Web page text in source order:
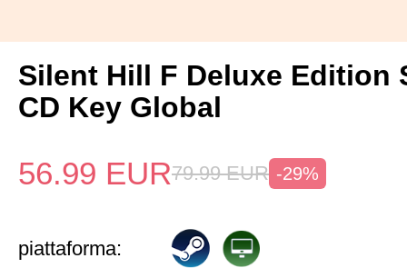
Silent Hill F Deluxe Edition
CD Key Global
56.99 EUR79.99 EUR -29%
piattaforma: